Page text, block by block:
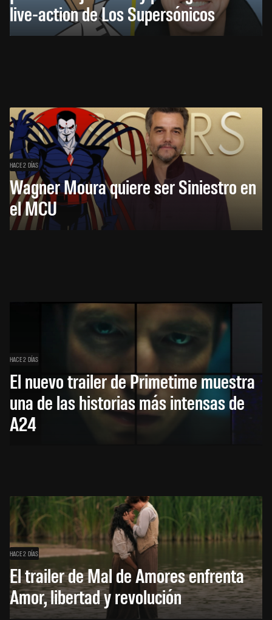
live-action de Los Supersónicos
HACE 2 DÍAS
Wagner Moura quiere ser Siniestro en
el MCU
HACE 2 DÍAS
El nuevo trailer de Primetime muestra
una de las historias más intensas de
A24
HACE 2 DÍAS
El trailer de Mal de Amores enfrenta
Amor, libertad y revolución